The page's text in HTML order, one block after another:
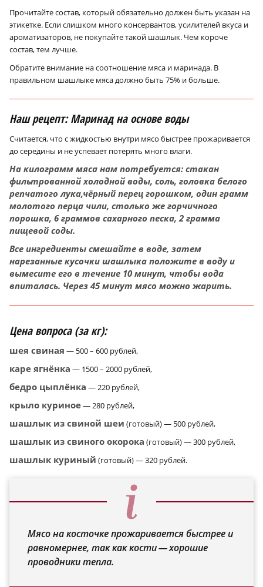
Прочитайте состав, который обязательно должен быть указан на
этикетке. Если слишком много консервантов, усилителей вкуса и
ароматизаторов, не покупайте такой шашлык. Чем короче
состав, тем лучше.
Обратите внимание на соотношение мяса и маринада. В
правильном шашлыке мяса должно быть 75% и больше.
Наш рецепт: Маринад на основе воды
Считается, что с жидкостью внутри мясо быстрее прожаривается
до середины и не успевает потерять много влаги.
На килограмм мяса нам потребуется: стакан
фильтрованной холодной воды, соль, головка белого
репчатого лука,чёрный перец горошком, один грамм
молотого перца чили, столько же горчичного
порошка, 6 граммов сахарного песка, 2 грамма
пищевой соды.
Все ингредиенты смешайте в воде, затем
нарезанные кусочки шашлыка положите в воду и
вымесите его в течение 10 минут, чтобы вода
впиталась. Через 45 минут мясо можно жарить.
Цена вопроса (за кг):
шея свиная — 500 – 600 рублей,
каре ягнёнка — 1500 – 2000 рублей,
бедро цыплёнка — 220 рублей,
крыло куриное— 280 рублей,
шашлык из свиной шеи (готовый) — 500 рублей,
шашлык из свиного окорока (готовый) — 300 рублей,
шашлык куриный (готовый) — 320 рублей.
Мясо на косточке прожаривается быстрее и
равномернее, так как кости — хорошие
проводники тепла.